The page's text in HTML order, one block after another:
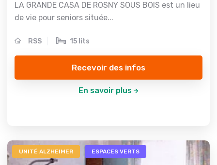
LA GRANDE CASA DE ROSNY SOUS BOIS est un lieu
de vie pour seniors située...
RSS 15 lits
Recevoir des infos
En savoir plus
UNITÉ ALZHEIMER ESPACES VERTS